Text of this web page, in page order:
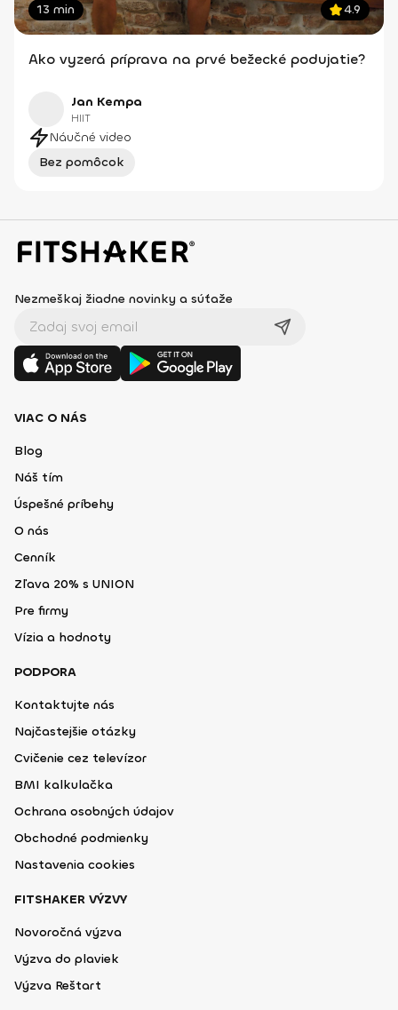
13 min 4.9
Ako vyzerá príprava na prvé bežecké podujatie?
Jan Kempa
HIIT
Náučné video
Bez pomôcok
Nezmeškaj žiadne novinky a súťaže
VIAC O NÁS
Blog
Náš tím
Úspešné príbehy
O nás
Cenník
Zľava 20% s UNION
Pre firmy
Vízia a hodnoty
PODPORA
Kontaktujte nás
Najčastejšie otázky
Cvičenie cez televízor
BMI kalkulačka
Ochrana osobných údajov
Obchodné podmienky
Nastavenia cookies
FITSHAKER VÝZVY
Novoročná výzva
Výzva do plaviek
Výzva Reštart